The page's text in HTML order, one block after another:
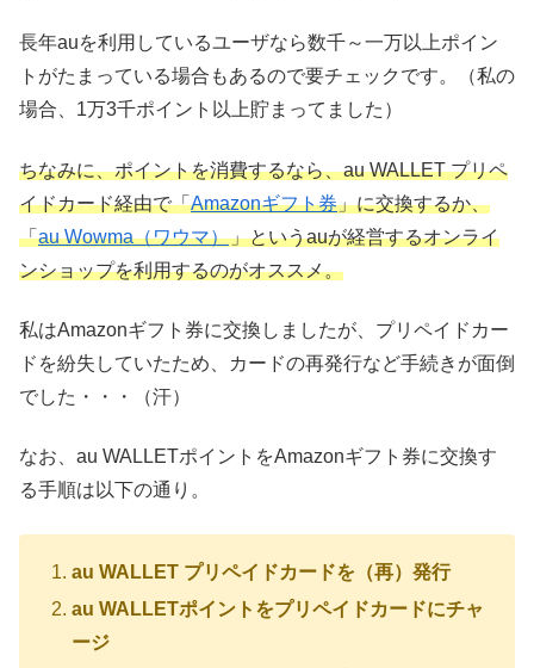
長年auを利用しているユーザなら数千～一万以上ポイン
トがたまっている場合もあるので要チェックです。（私の
場合、1万3千ポイント以上貯まってました）
ちなみに、ポイントを消費するなら、au WALLET プリペ
イドカード経由で「Amazonギフト券」に交換するか、
「au Wowma（ワウマ）」というauが経営するオンライ
ンショップを利用するのがオススメ。
私はAmazonギフト券に交換しましたが、プリペイドカー
ドを紛失していたため、カードの再発行など手続きが面倒
でした・・・（汗）
なお、au WALLETポイントをAmazonギフト券に交換す
る手順は以下の通り。
au WALLET プリペイドカードを（再）発行
au WALLETポイントをプリペイドカードにチャ
ージ